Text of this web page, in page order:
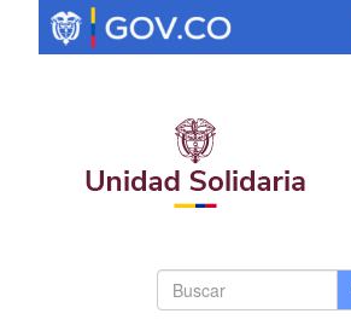
contenido
Buscar